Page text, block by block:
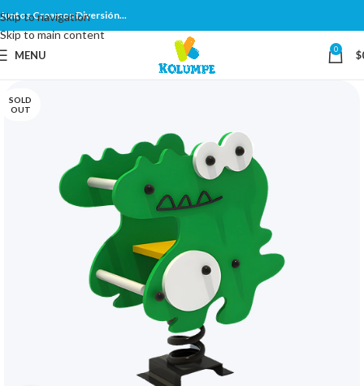
Skip to navigation
Skip to main content
Juntos Creamos Diversión...
MENU 0 $
SOLD
OUT